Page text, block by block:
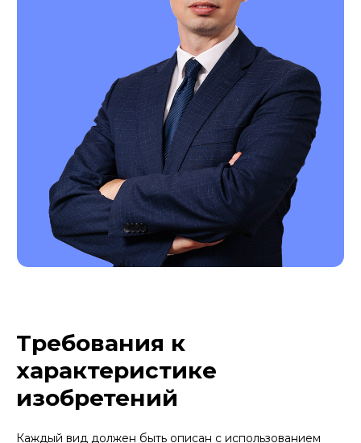
Требования к
характеристике
изобретений
Каждый вид должен быть описан с использованием